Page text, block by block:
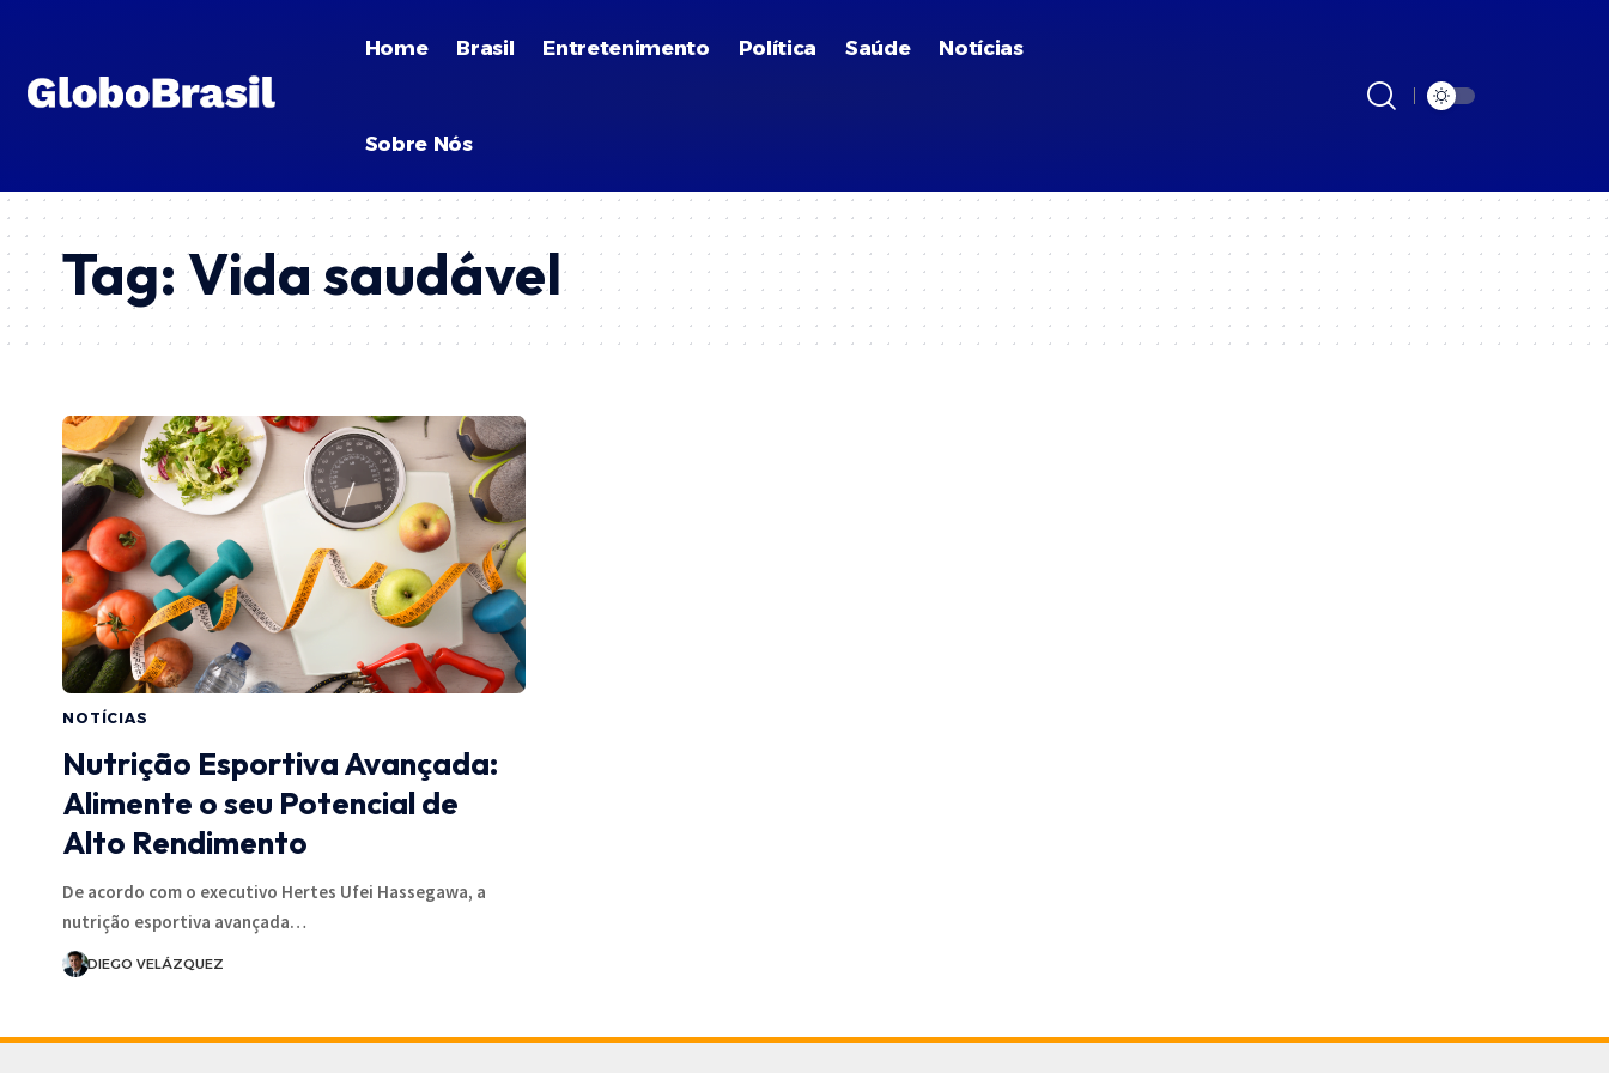
Home Brasil Entretenimento Política Saúde Notícias
Sobre Nós
Tag:Vida saudável
NOTÍCIAS
Nutrição Esportiva Avançada:
Alimente o seu Potencial de
Alto Rendimento
De acordo com o executivo Hertes Ufei Hassegawa, a
nutrição esportiva avançada…
DIEGO VELÁZQUEZ